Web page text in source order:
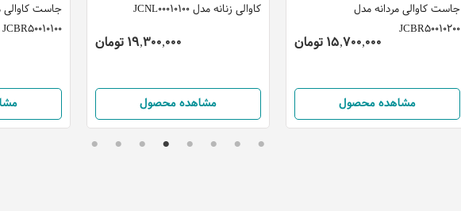
جاست کاوالی
JCBR50010100
کاوالی زنانه مدل JCNL00010100
19,300,000 تومان
مشاهده محصول
جاست کاوالی مردانه مدل
JCBR50010200
15,700,000 تومان
مشاهده محصول